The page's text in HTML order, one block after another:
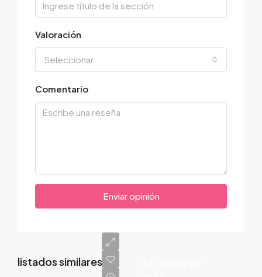
Valoración
Seleccionar
Comentario
Enviar opinión
listados similares